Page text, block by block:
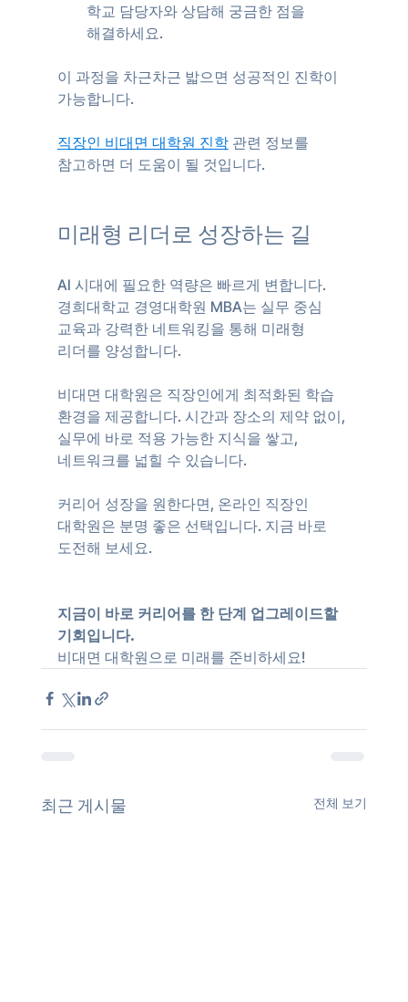
학교 담당자와 상담해 궁금한 점을
해결하세요.
이 과정을 차근차근 밟으면 성공적인 진학이
가능합니다.
직장인 비대면 대학원 진학 관련 정보를
참고하면 더 도움이 될 것입니다.
미래형 리더로 성장하는 길
AI 시대에 필요한 역량은 빠르게 변합니다.
경희대학교 경영대학원 MBA는 실무 중심
교육과 강력한 네트워킹을 통해 미래형
리더를 양성합니다.
비대면 대학원은 직장인에게 최적화된 학습
환경을 제공합니다. 시간과 장소의 제약 없이,
실무에 바로 적용 가능한 지식을 쌓고,
네트워크를 넓힐 수 있습니다.
커리어 성장을 원한다면, 온라인 직장인
대학원은 분명 좋은 선택입니다. 지금 바로
도전해 보세요.
지금이 바로 커리어를 한 단계 업그레이드할
기회입니다.
비대면 대학원으로 미래를 준비하세요!
최근 게시물 전체 보기